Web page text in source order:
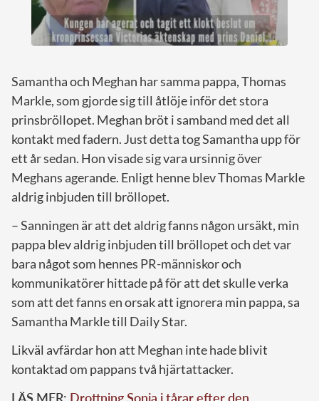
Samantha och Meghan har samma pappa, Thomas
Markle, som gjorde sig till åtlöje inför det stora
prinsbröllopet. Meghan bröt i samband med det all
kontakt med fadern. Just detta tog Samantha upp för
ett år sedan. Hon visade sig vara ursinnig över
Meghans agerande. Enligt henne blev Thomas Markle
aldrig inbjuden till bröllopet.
– Sanningen är att det aldrig fanns någon ursäkt, min
pappa blev aldrig inbjuden till bröllopet och det var
bara något som hennes PR-människor och
kommunikatörer hittade på för att det skulle verka
som att det fanns en orsak att ignorera min pappa, sa
Samantha Markle till Daily Star.
Likväl avfärdar hon att Meghan inte hade blivit
kontaktad om pappans två hjärtattacker.
LÄS MER: Drottning Sonja i tårar efter den